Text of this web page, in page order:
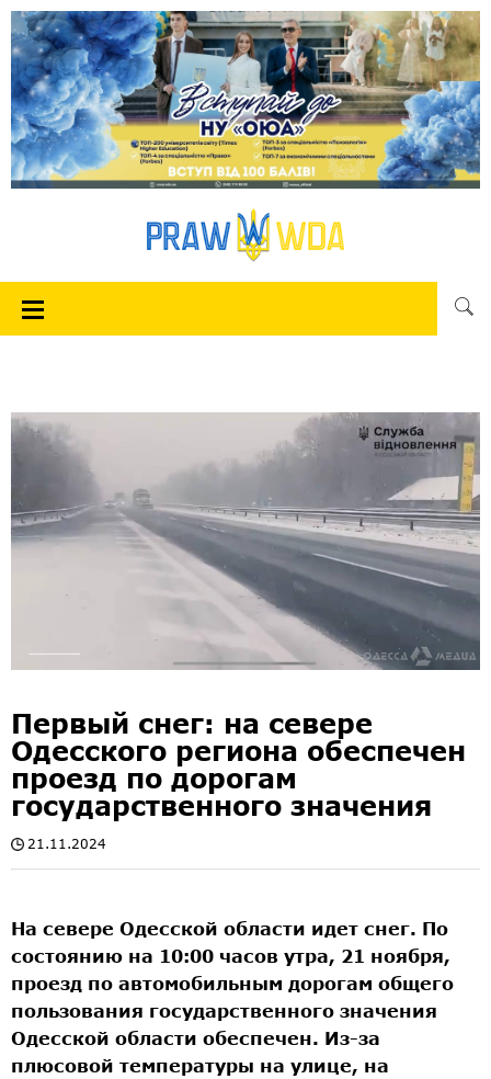
Первый снег: на севере
Одесского региона обеспечен
проезд по дорогам
государственного значения
21.11.2024
На севере Одесской области идет снег. По
состоянию на 10:00 часов утра, 21 ноября,
проезд по автомобильным дорогам общего
пользования государственного значения
Одесской области обеспечен. Из-за
плюсовой температуры на улице, на